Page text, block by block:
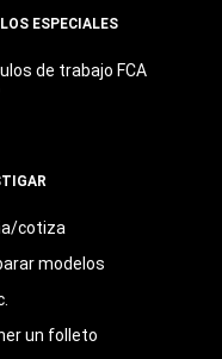
ESPECIALES
de trabajo FCA
cotiza
modelos
un folleto